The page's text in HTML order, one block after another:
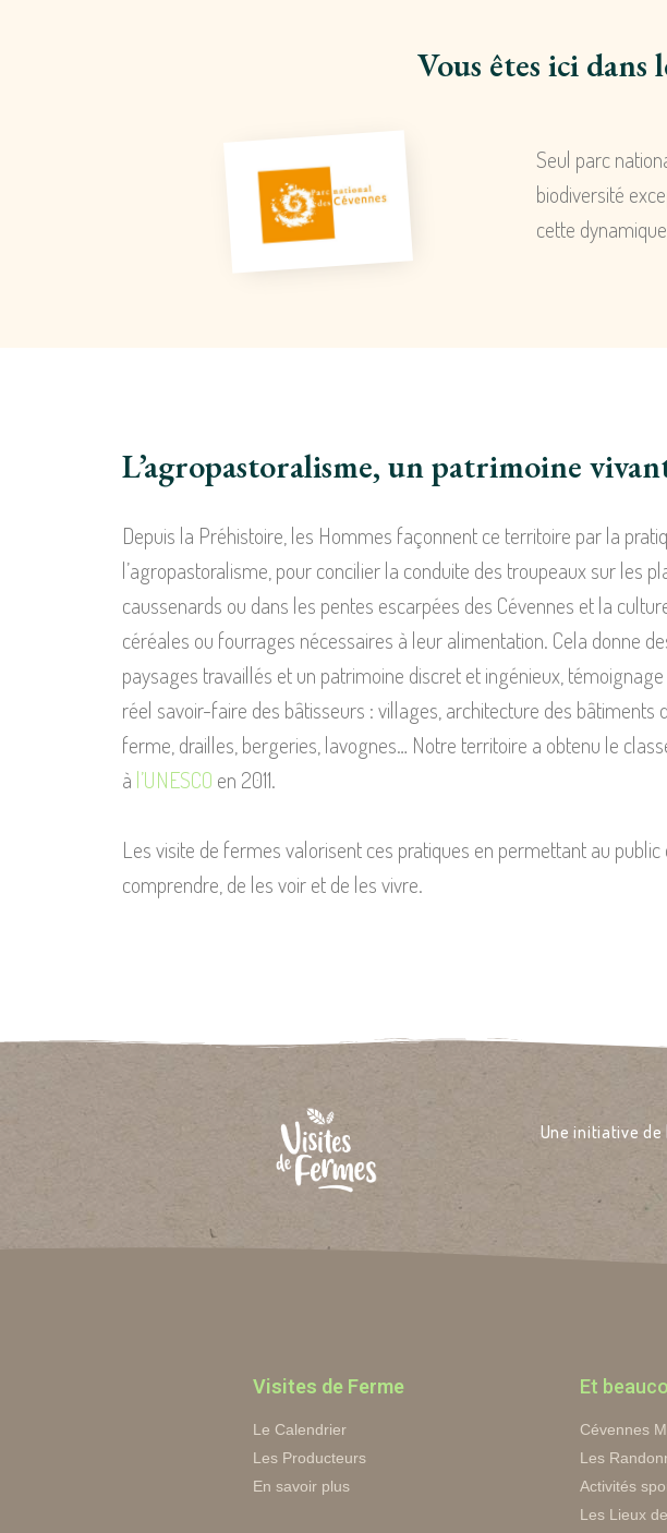
Vous êtes ici dans
Seul parc
biodiversité
cette
L’agropastoralisme, un patrimoine
Depuis la Préhistoire, les Hommes façonnent ce territoire par la
l’agropastoralisme, pour concilier la conduite des troupeaux sur les
caussenards ou dans les pentes escarpées des Cévennes et la
céréales ou fourrages nécessaires à leur alimentation. Cela donne
paysages travaillés et un patrimoine discret et ingénieux, témoignage
réel savoir-faire des bâtisseurs : villages, architecture des bâtiments
ferme, drailles, bergeries, lavognes… Notre territoire a obtenu le
à l’UNESCO en 2011.
Les visite de fermes valorisent ces pratiques en permettant au public
comprendre, de les voir et de les vivre.
Une initiative de
Visites de Ferme
Le Calendrier
Les Producteurs
En savoir plus
Et
Cévennes
Les
Activités
Les Lieux